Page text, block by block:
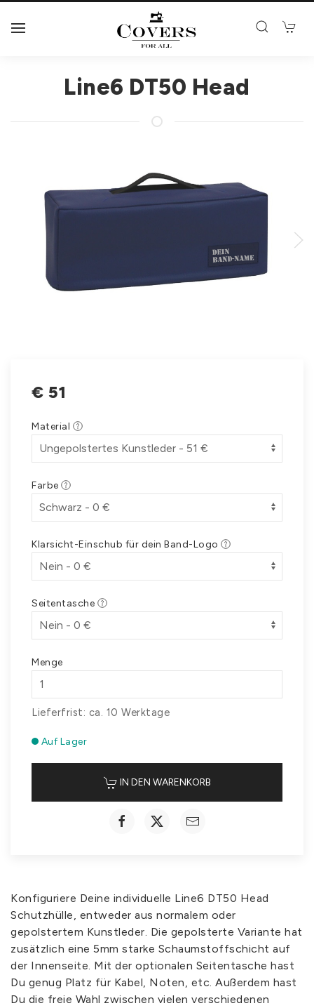
Line6 DT50 Head
€ 51
Material
Farbe
Klarsicht-Einschub für dein Band-Logo
Seitentasche
Menge
Lieferfrist: ca. 10 Werktage
Auf Lager
IN DEN WARENKORB
Konfiguriere Deine individuelle Line6 DT50 Head
Schutzhülle, entweder aus normalem oder
gepolstertem Kunstleder. Die gepolsterte Variante hat
zusätzlich eine 5mm starke Schaumstoffschicht auf
der Innenseite. Mit der optionalen Seitentasche hast
Du genug Platz für Kabel, Noten, etc. Außerdem hast
Du die freie Wahl zwischen vielen verschiedenen